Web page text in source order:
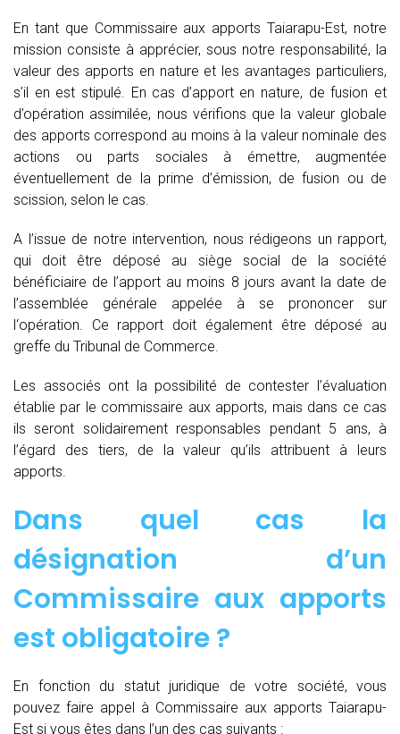
En tant que Commissaire aux apports Taiarapu-Est, notre
mission consiste à apprécier, sous notre responsabilité, la
valeur des apports en nature et les avantages particuliers,
s’il en est stipulé. En cas d’apport en nature, de fusion et
d’opération assimilée, nous vérifions que la valeur globale
des apports correspond au moins à la valeur nominale des
actions ou parts sociales à émettre, augmentée
éventuellement de la prime d’émission, de fusion ou de
scission, selon le cas.
A l’issue de notre intervention, nous rédigeons un rapport,
qui doit être déposé au siège social de la société
bénéficiaire de l’apport au moins 8 jours avant la date de
l’assemblée générale appelée à se prononcer sur
l‘opération. Ce rapport doit également être déposé au
greffe du Tribunal de Commerce.
Les associés ont la possibilité de contester l’évaluation
établie par le commissaire aux apports, mais dans ce cas
ils seront solidairement responsables pendant 5 ans, à
l’égard des tiers, de la valeur qu’ils attribuent à leurs
apports.
Dans quel cas la
désignation d’un
Commissaire aux apports
est obligatoire ?
En fonction du statut juridique de votre société, vous
pouvez faire appel à Commissaire aux apports Taiarapu-
Est si vous êtes dans l’un des cas suivants :